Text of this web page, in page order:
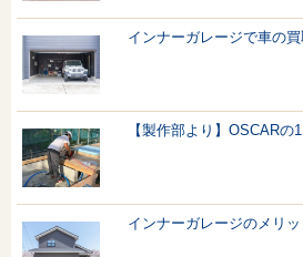
インナーガレージで車の
【製作部より】OSCARの
インナーガレージのメリ